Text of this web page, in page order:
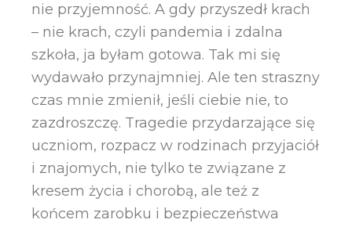
nie przyjemność. A gdy przyszedł krach
– nie krach, czyli pandemia i zdalna
szkoła, ja byłam gotowa. Tak mi się
wydawało przynajmniej. Ale ten straszny
czas mnie zmienił, jeśli ciebie nie, to
zazdroszczę. Tragedie przydarzające się
uczniom, rozpacz w rodzinach przyjaciół
i znajomych, nie tylko te związane z
kresem życia i chorobą, ale też z
końcem zarobku i bezpieczeństwa